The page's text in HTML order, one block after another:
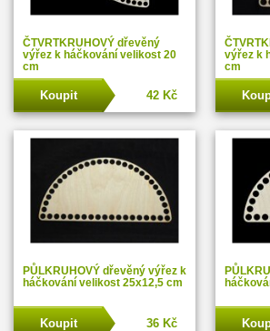
ČTVRTKRUHOVÝ dřevěný
výřez k háčkování velikost 20
cm
42 Kč
Koupit
výřez k
cm
PŮLKRUHOVÝ dřevěný výřez k
háčkování velikost 25x12,5 cm
36 Kč
Koupit